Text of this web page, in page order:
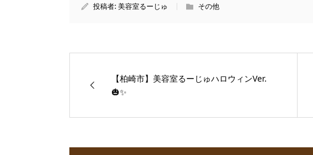
投稿者:美容室るーじゅ その他
【柏崎市】美容室るーじゅハロウィンVer.
🎃✨